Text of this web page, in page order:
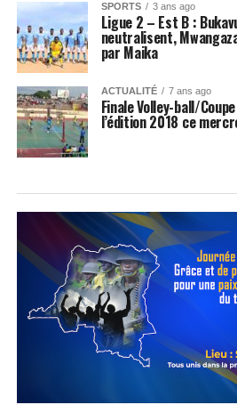
SPORTS 3 ans ago
Ligue 2 – Est B :
neutralisent,
par Maika
ACTUALITÉ 7 ans ago
Finale Volley-ball/
l’édition 2018 ce